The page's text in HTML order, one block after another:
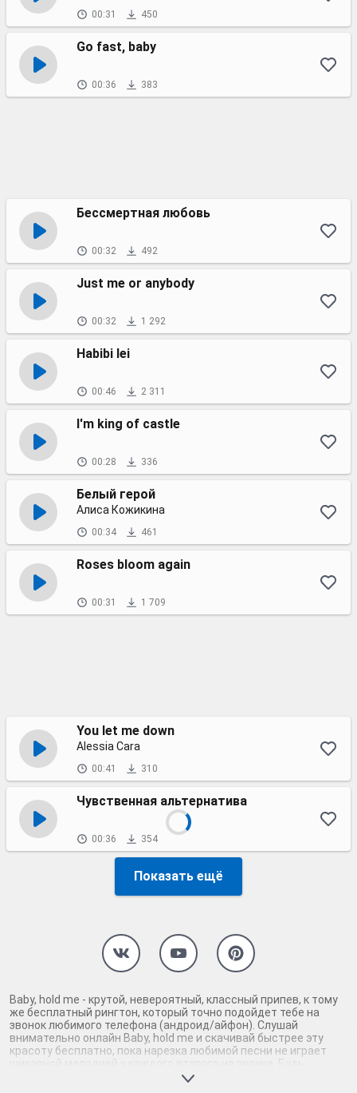
00:31 450
Go fast, baby
00:36 383
Бессмертная любовь
00:32 492
Just me or anybody
00:32 1 292
Habibi lei
00:46 2 311
I'm king of castle
00:28 336
Белый герой
Алиса Кожикина
00:34 461
Roses bloom again
00:31 1 709
You let me down
Alessia Cara
00:41 310
Чувственная альтернатива
00:36 354
Показать ещё
Baby, hold me - крутой, невероятный, классный припев, к тому
же бесплатный рингтон, который точно подойдет тебе на
звонок любимого телефона (андроид/айфон). Слушай
внимательно онлайн Baby, hold me и скачивай быстрее эту
красоту бесплатно, пока нарезка любимой песни не играет
шикарной мелодией у каждого второго на звонке. Будь
первым, кто скачает бесплатно сей шедевр музыки и оценит